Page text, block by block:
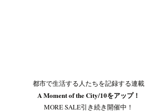
都市で生活する人たちを記録する連載
A Moment of the City/10をアップ！
MORE SALE引き続き開催中！